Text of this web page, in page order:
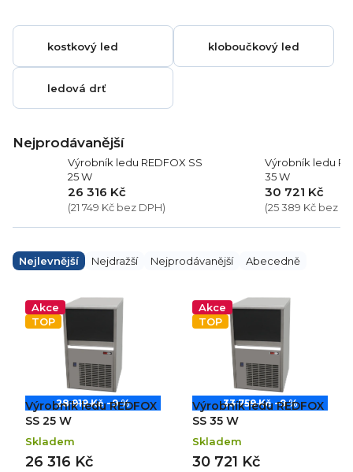
kostkový led kloboučkový led
ledová drť
Nejprodávanější
Výrobník ledu REDFOX SS
25 W
26 316 Kč
(21 749 Kč bez DPH)
Výrobník ledu
35 W
30 721 Kč
(25 389 Kč bez
a
z
Nejlevnější Nejdražší Nejprodávanější Abecedně
Akce
TOP
28 919 Kč –9 %
Výrobník ledu REDFOX
SS 25 W
Skladem
26 316 Kč
Akce
TOP
33 759 Kč –9 %
Výrobník ledu REDFOX
SS 35 W
Skladem
30 721 Kč